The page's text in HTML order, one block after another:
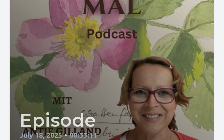
Episode
July 18, 2025 • 00:33:11